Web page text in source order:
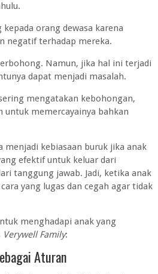
orang dewasa karena
negatif terhadap mereka.
Namun, jika hal ini terjadi
dapat menjadi masalah.
mengatakan kebohongan,
untuk memercayainya bahkan
menjadi kebiasaan buruk jika anak
efektif untuk keluar dari
tanggung jawab. Jadi, ketika anak
yang lugas dan cegah agar tidak
menghadapi anak yang
Verywell Family:
Aturan